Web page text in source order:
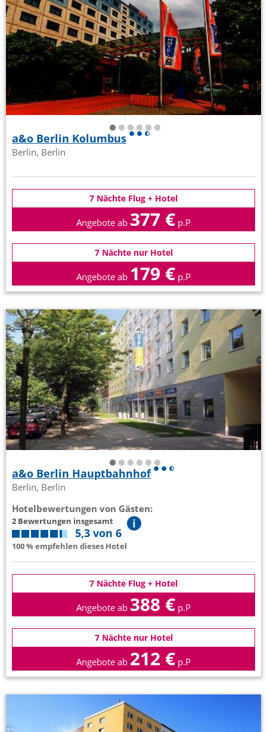
a&o Berlin Kolumbus
Berlin, Berlin
7 Nächte Flug + Hotel
Angebote ab 377 € p.P
7 Nächte nur Hotel
Angebote ab 179 € p.P
a&o Berlin Hauptbahnhof
Berlin, Berlin
Hotelbewertungen von Gästen:
2 Bewertungen insgesamt
5,3 von 6
100 % empfehlen dieses Hotel
7 Nächte Flug + Hotel
Angebote ab 388 € p.P
7 Nächte nur Hotel
Angebote ab 212 € p.P